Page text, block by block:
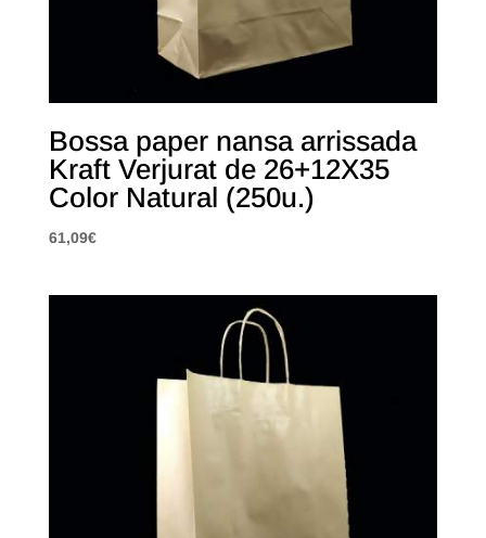
Bossa paper nansa arrissada
Kraft Verjurat de 26+12X35
Color Natural (250u.)
61,09€